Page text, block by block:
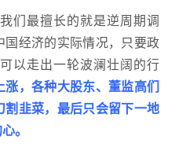
们最擅长的就是逆周期调
经济的实际情况，只要政
以走出一轮波澜壮阔的行
涨，各种大股东、董监高们
韭菜，最后只会留下一地
。